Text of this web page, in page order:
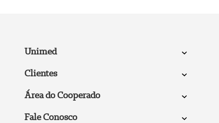
Unimed
Clientes
Área do Cooperado
Fale Conosco